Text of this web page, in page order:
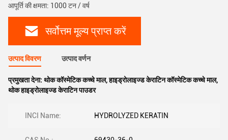
आपूर्ति की क्षमता: 1000 टन / वर्ष
सर्वोत्तम मूल्य प्राप्त करें
उत्पाद विवरण उत्पाद वर्णन
प्रमुखता देना: थोक कॉस्मेटिक कच्चे माल,हाइड्रोलाइज्ड केराटिन कॉस्मेटिक कच्चे माल,
थोक हाइड्रोलाइज्ड केराटिन पाउडर
INCI Name: HYDROLYZED KERATIN